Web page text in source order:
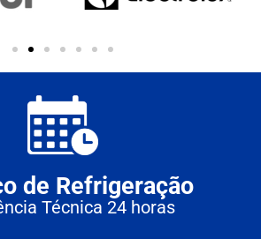
de Refrigeração
Técnica 24 horas